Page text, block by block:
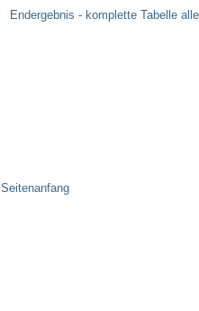
Endergebnis - komplette Tabelle
Seitenanfang